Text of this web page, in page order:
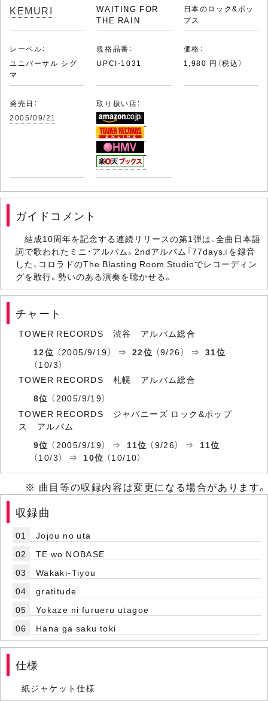
KEMURI
WAITING FOR
THE RAIN
日本のロック&ポッ
プス
レーベル：
ユニバーサル シグ
マ
規格品番：
UPCI-1031
価格：
1,980 円（税込）
発売日：
2005/09/21
取り扱い店：
ガイドコメント
結成10周年を記念する連続リリースの第1弾は、全曲日本語
詞で歌われたミニ・アルバム。2ndアルバム『77days』を録音
した、コロラドのThe Blasting Room Studioでレコーディン
グを敢行。勢いのある演奏を聴かせる。
チャート
TOWER RECORDS 渋谷 アルバム総合
12位 （2005/9/19） ⇒22位 （9/26） ⇒31位
（10/3）
TOWER RECORDS 札幌 アルバム総合
8位 （2005/9/19）
TOWER RECORDS ジャパニーズ ロック&ポップ
ス アルバム
9位 （2005/9/19） ⇒ 11位 （9/26） ⇒ 11位
（10/3） ⇒10位 （10/10）
※ 曲目等の収録内容は変更になる場合があります。
収録曲
01
Jojou no uta
02
TE wo NOBASE
03
Wakaki-Tiyou
04
gratitude
05
Yokaze ni furueru utagoe
06
Hana ga saku toki
仕様
紙ジャケット仕様